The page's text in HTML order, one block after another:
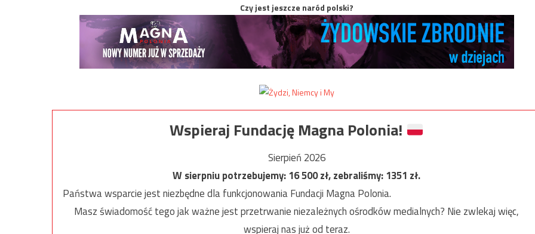
Czy jest jeszcze naród polski?
Wspieraj Fundację Magna Polonia!
Sierpień 2026
W sierpniu potrzebujemy:16 500zł, zebraliśmy:1351 zł.
Państwa wsparcie jest niezbędne dla funkcjonowania Fundacji Magna Polonia.
Masz świadomość tego jak ważne jest przetrwanie niezależnych ośrodków medialnych? Nie zwlekaj więc,
wspieraj nas już od teraz.